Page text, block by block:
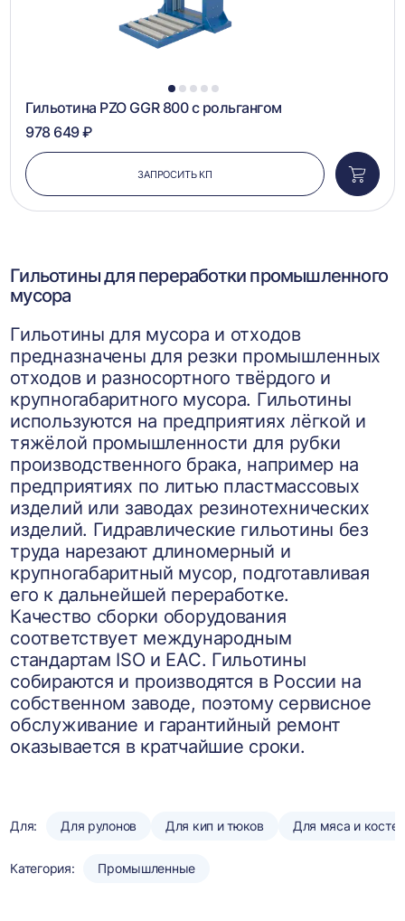
1 2 3 4 5
Гильотина PZO GGR 800 с рольгангом
978 649 ₽
ЗАПРОСИТЬ КП
в
Гильотины для переработки промышленного
мусора
Гильотины для мусора и отходов
предназначены для резки промышленных
отходов и разносортного твёрдого и
крупногабаритного мусора. Гильотины
используются на предприятиях лёгкой и
тяжёлой промышленности для рубки
производственного брака, например на
предприятиях по литью пластмассовых
изделий или заводах резинотехнических
изделий. Гидравлические гильотины без
труда нарезают длиномерный и
крупногабаритный мусор, подготавливая
его к дальнейшей переработке.
Качество сборки оборудования
соответствует международным
стандартам ISO и EAC. Гильотины
собираются и производятся в России на
собственном заводе, поэтому сервисное
обслуживание и гарантийный ремонт
оказывается в кратчайшие сроки.
Для: Для рулонов Для кип и тюков Для мяса и костей
Категория: Промышленные